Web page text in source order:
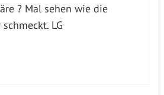
? Mal sehen wie die
LG